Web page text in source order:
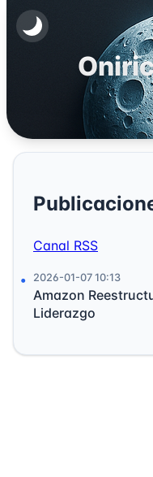
Canal RSS
2026-01-07 10:13
Amazon
Liderazgo